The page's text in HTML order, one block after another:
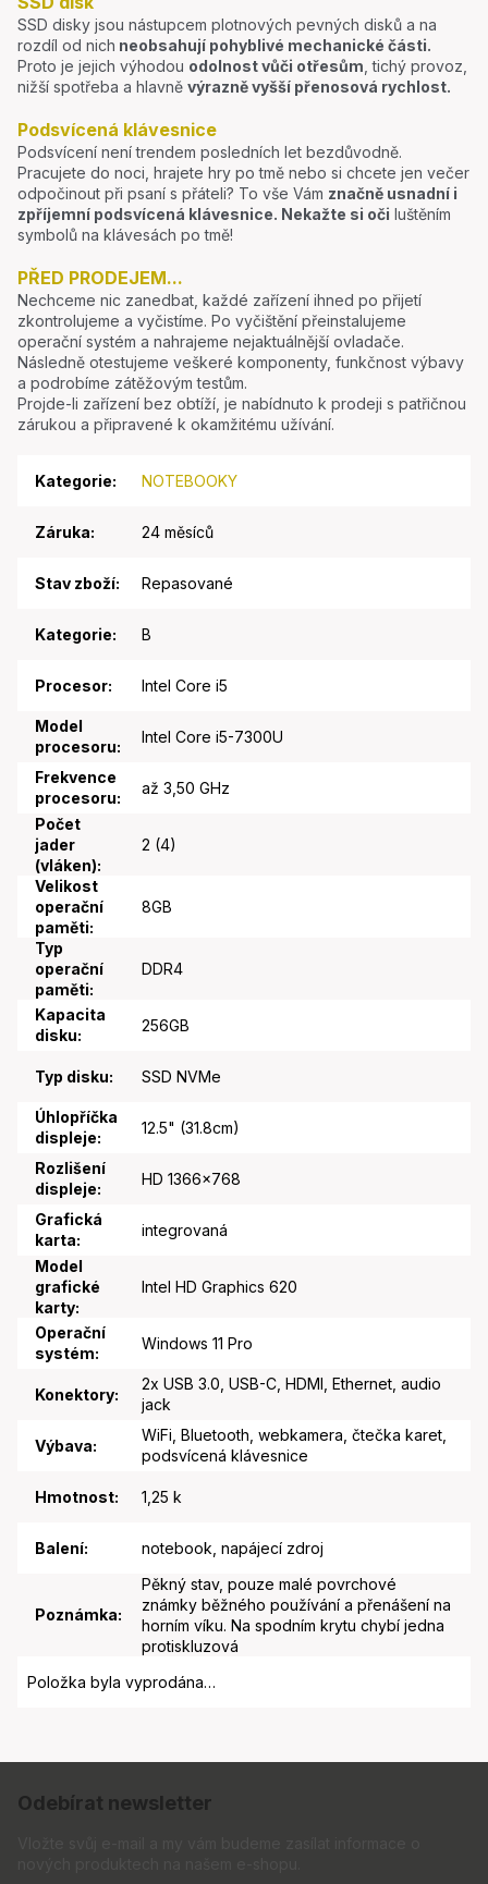
SSD disky jsou nástupcem plotnových pevných disků a na
rozdíl od nich neobsahují pohyblivé mechanické části.
Proto je jejich výhodou odolnost vůči otřesům , tichý provoz,
nižší spotřeba a hlavně výrazně vyšší přenosová rychlost.
Podsvícená klávesnice
Podsvícení není trendem posledních let bezdůvodně.
Pracujete do noci, hrajete hry po tmě nebo si chcete jen večer
odpočinout při psaní s přáteli? To vše Vám značně usnadní i
zpříjemní podsvícená klávesnice. Nekažte si oči luštěním
symbolů na klávesách po tmě!
PŘED PRODEJEM...
Nechceme nic zanedbat, každé zařízení ihned po přijetí
zkontrolujeme a vyčistíme. Po vyčištění přeinstalujeme
operační systém a nahrajeme nejaktuálnější ovladače.
Následně otestujeme veškeré komponenty, funkčnost výbavy
a podrobíme zátěžovým testům.
Projde-li zařízení bez obtíží, je nabídnuto k prodeji s patřičnou
zárukou a připravené k okamžitému užívání.
Kategorie: NOTEBOOKY
Záruka: 24 měsíců
Stav zboží: Repasované
Kategorie: B
Procesor: Intel Core i5
Model
procesoru:
Intel Core i5-7300U
Frekvence
procesoru:
až 3,50 GHz
Počet
jader
(vláken):
2 (4)
Velikost
operační
paměti:
8GB
Typ
operační
paměti:
DDR4
Kapacita
disku:
256GB
Typ disku: SSD NVMe
Úhlopříčka
displeje:
12.5" (31.8cm)
Rozlišení
displeje:
HD 1366x768
Grafická
karta:
integrovaná
Model
grafické
karty:
Intel HD Graphics 620
Operační
systém:
Windows 11 Pro
Konektory:
2x USB 3.0, USB-C, HDMI, Ethernet, audio
jack
Výbava:
WiFi, Bluetooth, webkamera, čtečka karet,
podsvícená klávesnice
Hmotnost: 1,25 k
Balení: notebook, napájecí zdroj
Poznámka:
Pěkný stav, pouze malé povrchové
známky běžného používání a přenášení na
horním víku. Na spodním krytu chybí jedna
protiskluzová
Položka byla vyprodána…
Odebírat newsletter